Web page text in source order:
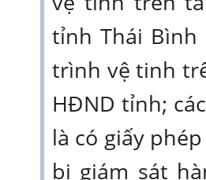
tỉnh Thái
trình vệ tinh
HĐND tỉnh;
là có giấy
bị giám sát